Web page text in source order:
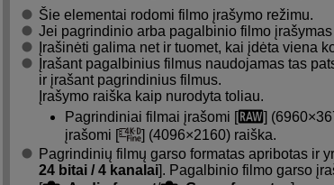
Šie elementai rodomi filmo įrašymo režimu.
Jei pagrindinio arba pagalbinio filmo
Įrašinėti galima net ir tuomet, kai įdėta viena
Įrašant pagalbinius filmus naudojamas tas
ir įrašant pagrindinius filmus.
Įrašymo raiška kaip nurodyta toliau.
Pagrindiniai filmai įrašomi [
]
įrašomi [
] (4096×2160) raiška.
Pagrindinių filmų garso formatas apribotas ir
24 bitai / 4 kanalai]. Pagalbinio filmo garso